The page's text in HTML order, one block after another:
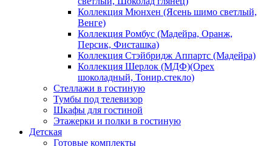
Коллекция Мюнхен (Ясень шимо светлый,
Венге)
Коллекция Ромбус (Мадейра, Оранж,
Персик, Фисташка)
Коллекция Стэйбридж Аппартс (Мадейра)
Коллекция Шерлок (МДФ)(Орех
шоколадный, Тонир.стекло)
Стеллажи в гостиную
Тумбы под телевизор
Шкафы для гостиной
Этажерки и полки в гостиную
Детская
Готовые комплекты